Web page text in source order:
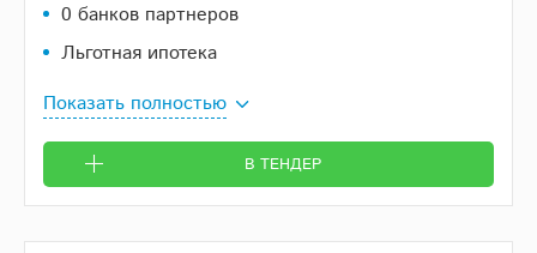
0 банков партнеров
Льготная ипотека
Показать полностью
В ТЕНДЕР